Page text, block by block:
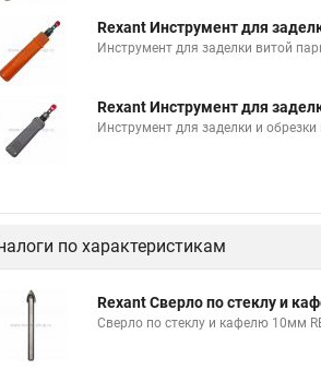
Rexant Инструмент для
Инструмент для заделки витой
Rexant Инструмент для
Инструмент для заделки и
по характеристикам
Rexant Сверло по стеклу и
Сверло по стеклу и кафелю 10мм